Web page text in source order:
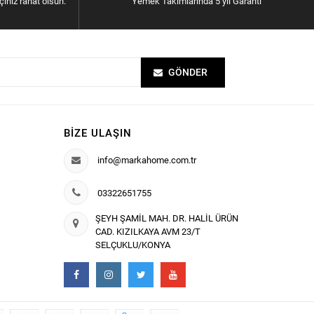
GÖNDER
BIZE ULAŞIN
info@markahome.com.tr
03322651755
ŞEYH ŞAMİL MAH. DR. HALİL ÜRÜN
CAD. KIZILKAYA AVM 23/T
SELÇUKLU/KONYA